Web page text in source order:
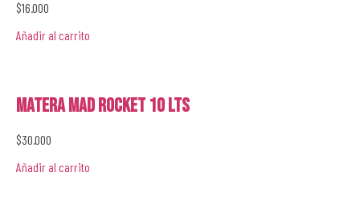
$16.000
Añadir al carrito
Matera Mad Rocket 10 lts
$30.000
Añadir al carrito